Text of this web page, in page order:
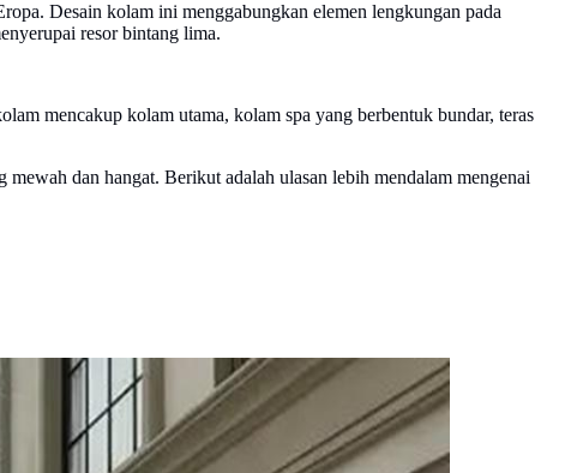
Desain kolam ini menggabungkan elemen lengkungan pada
resor bintang lima.
mencakup kolam utama, kolam spa yang berbentuk bundar, teras
dan hangat. Berikut adalah ulasan lebih mendalam mengenai